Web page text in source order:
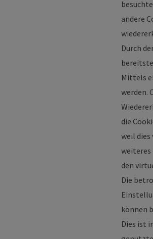
andere
Durch
Mittels
werden.
die
weil
weiteres
den
Die
können
Dies ist